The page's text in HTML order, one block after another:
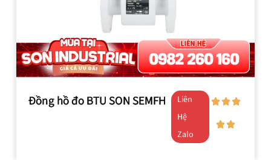
Đồng hồ đo BTU SON SEMFH
Liên
Hệ
Zalo